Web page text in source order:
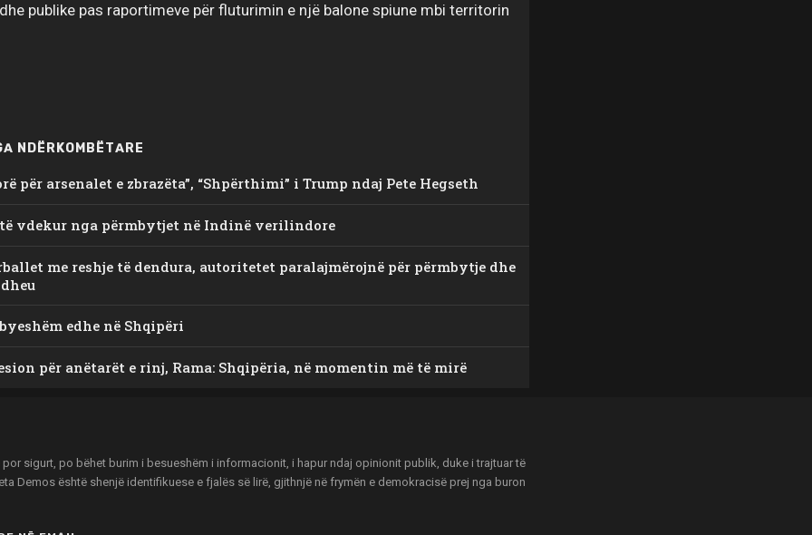
publike pas raportimeve për fluturimin e një balone spiune mbi territorin
NDËRKOMBËTARE
për arsenalet e zbrazëta”, “Shpërthimi” i Trump ndaj Pete Hegseth
të vdekur nga përmbytjet në Indinë verilindore
me reshje të dendura, autoritetet paralajmërojnë për përmbytje dhe
edhe në Shqipëri
për anëtarët e rinj, Rama: Shqipëria, në momentin më të mirë
sigurt, po bëhet burim i besueshëm i informacionit, i hapur ndaj opinionit publik, duke i trajtuar të
Demos është shenjë identifikuese e fjalës së lirë, gjithnjë në frymën e demokracisë prej nga buron